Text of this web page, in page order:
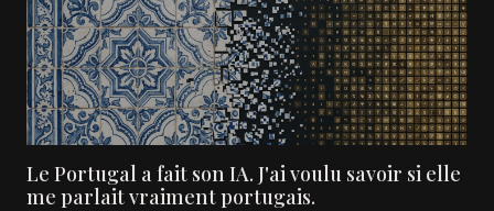
Le Portugal a fait son IA. J'ai voulu savoir si elle
me parlait vraiment portugais.